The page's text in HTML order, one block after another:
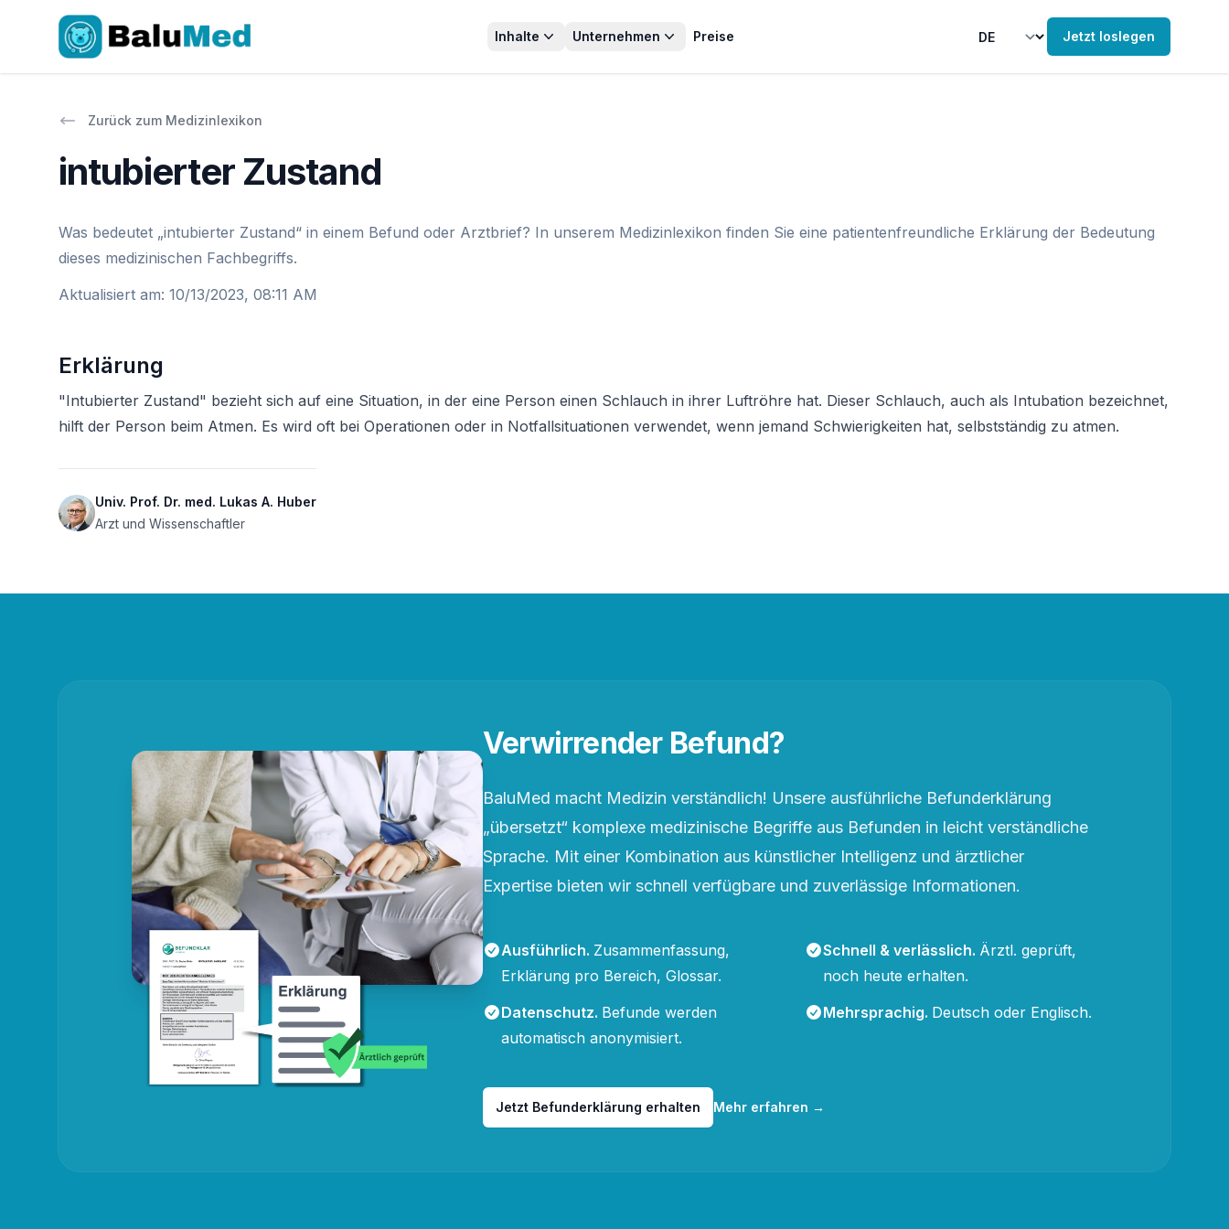
Inhalte Unternehmen Preise Jetzt loslegen
Zurück zum Medizinlexikon
intubierter Zustand
Was bedeutet „intubierter Zustand“ in einem Befund oder Arztbrief? In unserem Medizinlexikon finden Sie eine patientenfreundliche Erklärung der Bedeutung
dieses medizinischen Fachbegriffs.
Aktualisiert am: 10/13/2023, 08:11 AM
Erklärung
"Intubierter Zustand" bezieht sich auf eine Situation, in der eine Person einen Schlauch in ihrer Luftröhre hat. Dieser Schlauch, auch als Intubation bezeichnet,
hilft der Person beim Atmen. Es wird oft bei Operationen oder in Notfallsituationen verwendet, wenn jemand Schwierigkeiten hat, selbstständig zu atmen.
Univ. Prof. Dr. med. Lukas A. Huber
Arzt und Wissenschaftler
Verwirrender Befund?
BaluMed macht Medizin verständlich! Unsere ausführliche Befunderklärung
„übersetzt“ komplexe medizinische Begriffe aus Befunden in leicht verständliche
Sprache. Mit einer Kombination aus künstlicher Intelligenz und ärztlicher
Expertise bieten wir schnell verfügbare und zuverlässige Informationen.
Ausführlich. Zusammenfassung,
Erklärung pro Bereich, Glossar.
Schnell & verlässlich. Ärztl. geprüft,
noch heute erhalten.
Datenschutz. Befunde werden
automatisch anonymisiert.
Mehrsprachig. Deutsch oder Englisch.
Jetzt Befunderklärung erhalten Mehr erfahren →